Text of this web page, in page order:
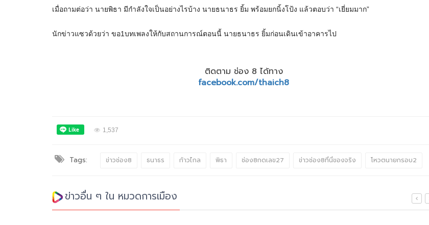
เมื่อถามต่อว่า นายพิธา มีกำลังใจเป็นอย่างไรบ้าง นายธนาธร ยิ้ม พร้อมยกนิ้งโป้ง แล้วตอบว่า “เยี่ยมมาก”
นักข่าวแซวด้วยว่า ขอ1บทเพลงให้กับสถานการณ์ตอนนี้ นายธนาธร ยิ้มก่อนเดินเข้าอาคารไป
ติดตาม ช่อง 8 ได้ทาง
facebook.com/thaich8
1,537
Tags: ข่าวช่อง8 ธนาธร ก้าวไกล พิธา ช่อง8กดเลข27 ข่าวช่อง8ที่นี่ของจริง โหวตนายกรอบ2
ข่าวอื่น ๆ ใน หมวดการเมือง